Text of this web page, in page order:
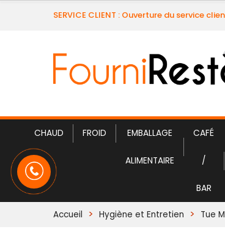
SERVICE CLIENT : Ouverture du service
CHAUD FROID EMBALLAGE
ALIMENTAIRE
CAFÉ
/
BAR
Accueil Hygiène et Entretien Tue